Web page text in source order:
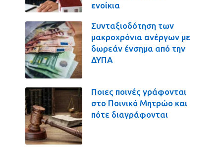
ενοίκια
Συνταξιοδότηση των
μακροχρόνια ανέργων με
δωρεάν ένσημα από την
ΔΥΠΑ
Ποιες ποινές γράφονται
στο Ποινικό Μητρώο και
πότε διαγράφονται